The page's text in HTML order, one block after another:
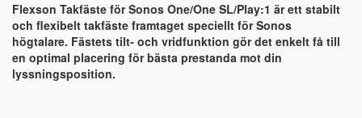
Flexson Takfäste för Sonos One/One SL/Play:1 är ett stabilt
och flexibelt takfäste framtaget speciellt för Sonos
högtalare. Fästets tilt- och vridfunktion gör det enkelt få till
en optimal placering för bästa prestanda mot din
lyssningsposition.